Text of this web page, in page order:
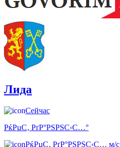
Лида
Сейчас
РќРµС‚ РґР°РЅРЅС‹С…°
РќРµС‚ РґР°РЅРЅС‹С… м/с